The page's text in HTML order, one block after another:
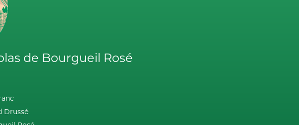
de Bourgueil Rosé
Drussé